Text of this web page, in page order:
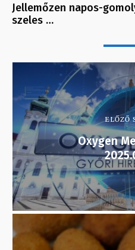
Jellemőzen napos-
szeles …
ELŐZŐ
Oxygen